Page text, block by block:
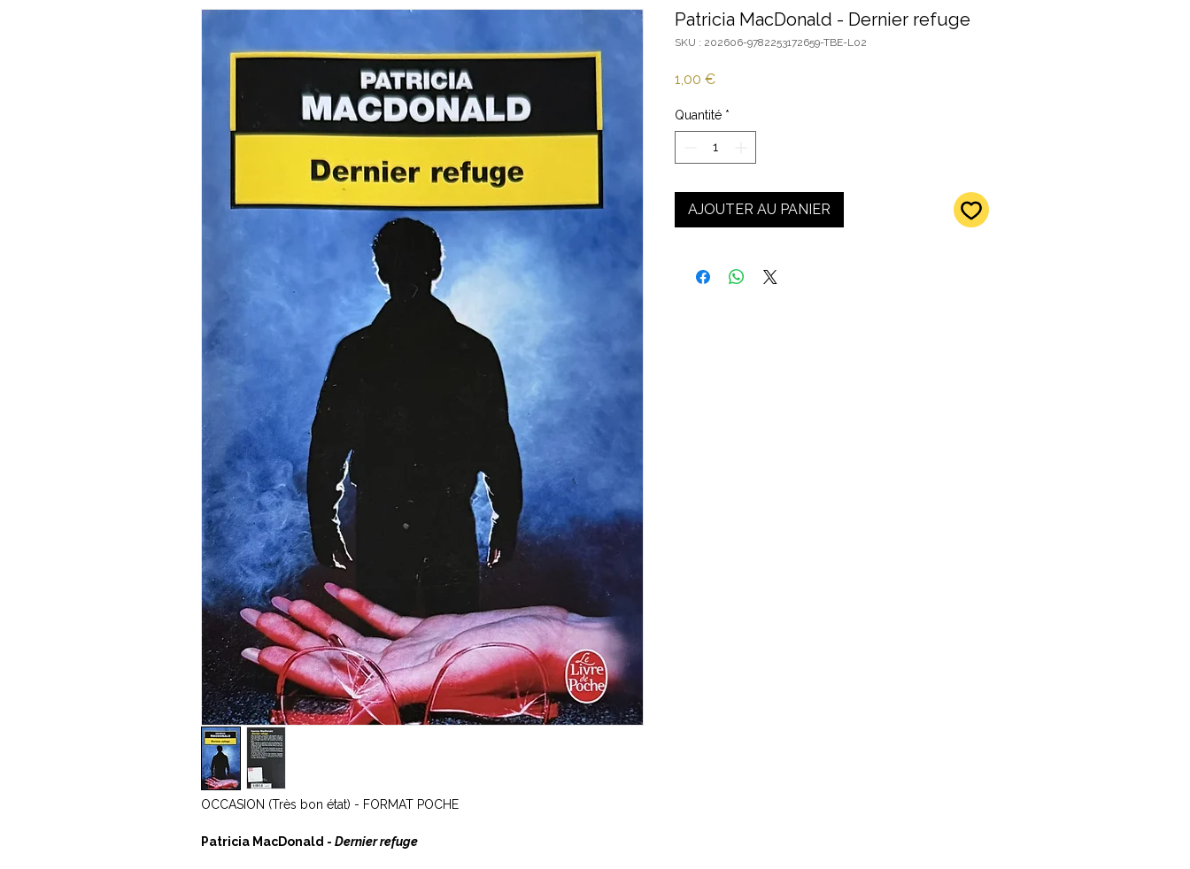
OCCASION (Très bon état) - FORMAT POCHE
Patricia MacDonald - Dernier refuge
Patricia MacDonald - Dernier refuge
SKU : 202606-9782253172659-TBE-L02
1,00 €Prix
Quantité *
AJOUTER AU PANIER